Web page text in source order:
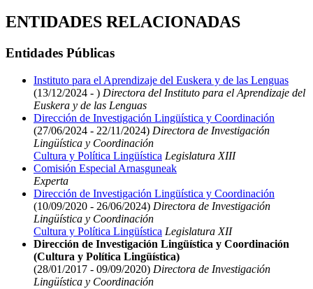
ENTIDADES RELACIONADAS
Entidades Públicas
Instituto para el Aprendizaje del Euskera y de las Lenguas
(13/12/2024 - ) Directora del Instituto para el Aprendizaje del
Euskera y de las Lenguas
Dirección de Investigación Lingüística y Coordinación
(27/06/2024 - 22/11/2024) Directora de Investigación
Lingüística y Coordinación
Cultura y Política Lingüística Legislatura XIII
Comisión Especial Arnasguneak
Experta
Dirección de Investigación Lingüística y Coordinación
(10/09/2020 - 26/06/2024) Directora de Investigación
Lingüística y Coordinación
Cultura y Política Lingüística Legislatura XII
Dirección de Investigación Lingüística y Coordinación
(Cultura y Política Lingüística)
(28/01/2017 - 09/09/2020) Directora de Investigación
Lingüística y Coordinación